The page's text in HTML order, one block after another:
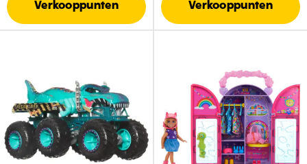
Verkooppunten Verkooppunten